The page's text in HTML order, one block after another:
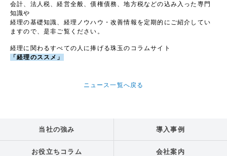
会計、法人税、経営全般、債権債務、地方税などの込み入った専門
知識や
経理の基礎知識、経理ノウハウ・改善情報を定期的にご紹介してい
ますので、是非ご覧ください。
経理に関わるすべての人に捧げる珠玉のコラムサイト
「経理のススメ」
ニュース一覧へ戻る
当社の強み 導入事例
お役立ちコラム 会社案内